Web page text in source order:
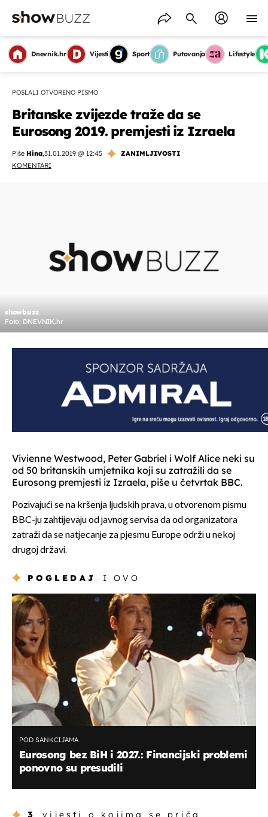
Dnevnik.hr Vijesti Sport Putovanja Lifestyle
POSLALI OTVORENO PISMO
Britanske zvijezde traže da se
Eurosong 2019. premjesti iz Izraela
Piše Hina,31.01.2019 @ 12:45
ZANIMLJIVOSTI
KOMENTARI
showbuzz
Foto: DNEVNIK.hr
Vivienne Westwood, Peter Gabriel i Wolf Alice neki su
od 50 britanskih umjetnika koji su zatražili da se
Eurosong premjesti iz Izraela, piše u četvrtak BBC.
Pozivajući se na kršenja ljudskih prava, u otvorenom pismu
BBC-ju zahtijevaju od javnog servisa da od organizatora
zatraži da se natjecanje za pjesmu Europe održi u nekoj
drugoj državi.
POGLEDAJ I OVO
POD SANKCIJAMA
Eurosong bez BiH i 2027.: Financijski problemi
ponovno su presudili
3 vijesti o kojima se priča